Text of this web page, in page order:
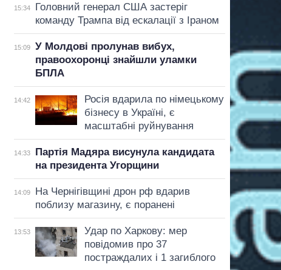
15:34
Головний генерал США застеріг
команду Трампа від ескалації з Іраном
15:09
У Молдові пролунав вибух,
правоохоронці знайшли уламки
БПЛА
14:42
Росія вдарила по німецькому
бізнесу в Україні, є
масштабні руйнування
14:33
Партія Мадяра висунула кандидата
на президента Угорщини
14:09
На Чернігівщині дрон рф вдарив
поблизу магазину, є поранені
13:53
Удар по Харкову: мер
повідомив про 37
постраждалих і 1 загиблого